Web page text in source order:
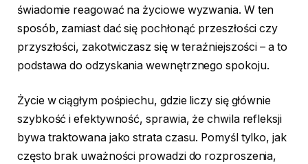
świadomie reagować na życiowe wyzwania. W ten
sposób, zamiast dać się pochłonąć przeszłości czy
przyszłości, zakotwiczasz się w teraźniejszości – a to
podstawa do odzyskania wewnętrznego spokoju.
Życie w ciągłym pośpiechu, gdzie liczy się głównie
szybkość i efektywność, sprawia, że chwila refleksji
bywa traktowana jako strata czasu. Pomyśl tylko, jak
często brak uważności prowadzi do rozproszenia,